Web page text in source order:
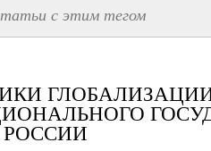
с этим тегом